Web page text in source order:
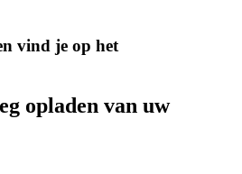
vind je op het
opladen van uw